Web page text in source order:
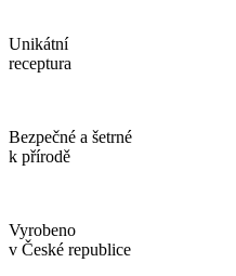
Unikátní
receptura
Bezpečné a šetrné
k přírodě
Vyrobeno
v České republice